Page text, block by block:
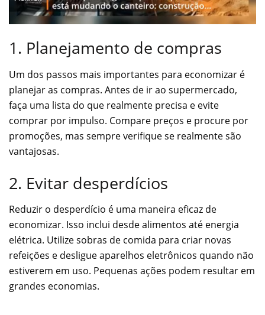
1. Planejamento de compras
Um dos passos mais importantes para economizar é
planejar as compras. Antes de ir ao supermercado,
faça uma lista do que realmente precisa e evite
comprar por impulso. Compare preços e procure por
promoções, mas sempre verifique se realmente são
vantajosas.
2. Evitar desperdícios
Reduzir o desperdício é uma maneira eficaz de
economizar. Isso inclui desde alimentos até energia
elétrica. Utilize sobras de comida para criar novas
refeições e desligue aparelhos eletrônicos quando não
estiverem em uso. Pequenas ações podem resultar em
grandes economias.